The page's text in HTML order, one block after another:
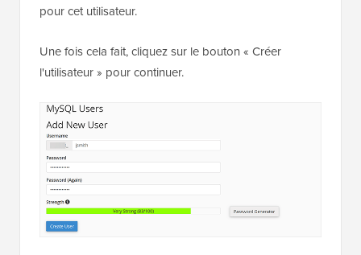
pour cet utilisateur.
Une fois cela fait, cliquez sur le bouton « Créer
l'utilisateur » pour continuer.